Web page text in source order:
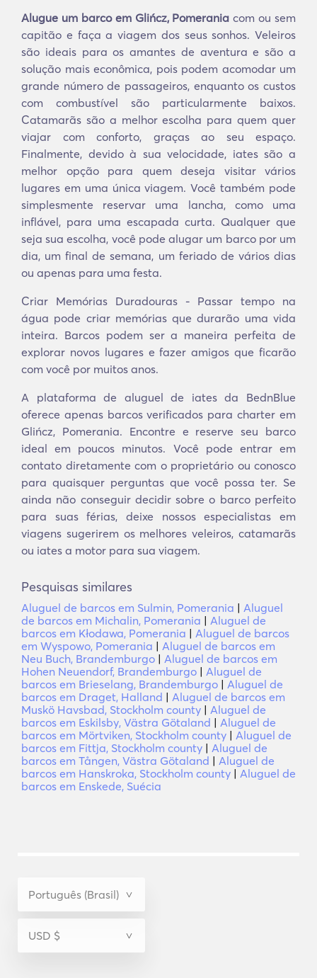
Alugue um barco em Glińcz, Pomerania com ou sem
capitão e faça a viagem dos seus sonhos. Veleiros
são ideais para os amantes de aventura e são a
solução mais econômica, pois podem acomodar um
grande número de passageiros, enquanto os custos
com combustível são particularmente baixos.
Catamarãs são a melhor escolha para quem quer
viajar com conforto, graças ao seu espaço.
Finalmente, devido à sua velocidade, iates são a
melhor opção para quem deseja visitar vários
lugares em uma única viagem. Você também pode
simplesmente reservar uma lancha, como uma
inflável, para uma escapada curta. Qualquer que
seja sua escolha, você pode alugar um barco por um
dia, um final de semana, um feriado de vários dias
ou apenas para uma festa.
Criar Memórias Duradouras - Passar tempo na
água pode criar memórias que durarão uma vida
inteira. Barcos podem ser a maneira perfeita de
explorar novos lugares e fazer amigos que ficarão
com você por muitos anos.
A plataforma de aluguel de iates da BednBlue
oferece apenas barcos verificados para charter em
Glińcz, Pomerania. Encontre e reserve seu barco
ideal em poucos minutos. Você pode entrar em
contato diretamente com o proprietário ou conosco
para quaisquer perguntas que você possa ter. Se
ainda não conseguir decidir sobre o barco perfeito
para suas férias, deixe nossos especialistas em
viagens sugerirem os melhores veleiros, catamarãs
ou iates a motor para sua viagem.
Pesquisas similares
Aluguel de barcos em Sulmin, Pomerania | Aluguel
de barcos em Michalin, Pomerania | Aluguel de
barcos em Kłodawa, Pomerania | Aluguel de barcos
em Wyspowo, Pomerania | Aluguel de barcos em
Neu Buch, Brandemburgo | Aluguel de barcos em
Hohen Neuendorf, Brandemburgo | Aluguel de
barcos em Brieselang, Brandemburgo | Aluguel de
barcos em Draget, Halland | Aluguel de barcos em
Muskö Havsbad, Stockholm county | Aluguel de
barcos em Eskilsby, Västra Götaland | Aluguel de
barcos em Mörtviken, Stockholm county | Aluguel de
barcos em Fittja, Stockholm county | Aluguel de
barcos em Tången, Västra Götaland | Aluguel de
barcos em Hanskroka, Stockholm county | Aluguel de
barcos em Enskede, Suécia